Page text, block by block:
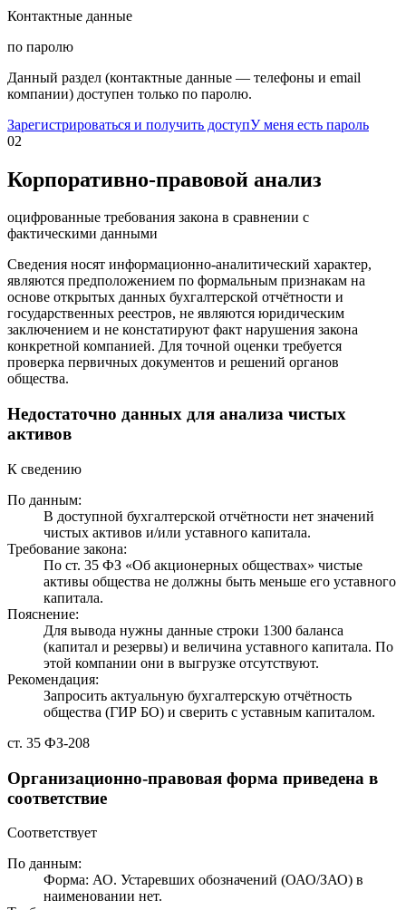
Контактные данные
по паролю
Данный раздел (контактные данные — телефоны и email
компании) доступен только по паролю.
Зарегистрироваться и получить доступУ меня есть пароль
02
Корпоративно-правовой анализ
оцифрованные требования закона в сравнении с
фактическими данными
Сведения носят информационно-аналитический характер,
являются предположением по формальным признакам на
основе открытых данных бухгалтерской отчётности и
государственных реестров, не являются юридическим
заключением и не констатируют факт нарушения закона
конкретной компанией. Для точной оценки требуется
проверка первичных документов и решений органов
общества.
Недостаточно данных для анализа чистых
активов
К сведению
По данным:
В доступной бухгалтерской отчётности нет значений
чистых активов и/или уставного капитала.
Требование закона:
По ст. 35 ФЗ «Об акционерных обществах» чистые
активы общества не должны быть меньше его уставного
капитала.
Пояснение:
Для вывода нужны данные строки 1300 баланса
(капитал и резервы) и величина уставного капитала. По
этой компании они в выгрузке отсутствуют.
Рекомендация:
Запросить актуальную бухгалтерскую отчётность
общества (ГИР БО) и сверить с уставным капиталом.
ст. 35 ФЗ-208
Организационно-правовая форма приведена в
соответствие
Соответствует
По данным:
Форма: АО. Устаревших обозначений (ОАО/ЗАО) в
наименовании нет.